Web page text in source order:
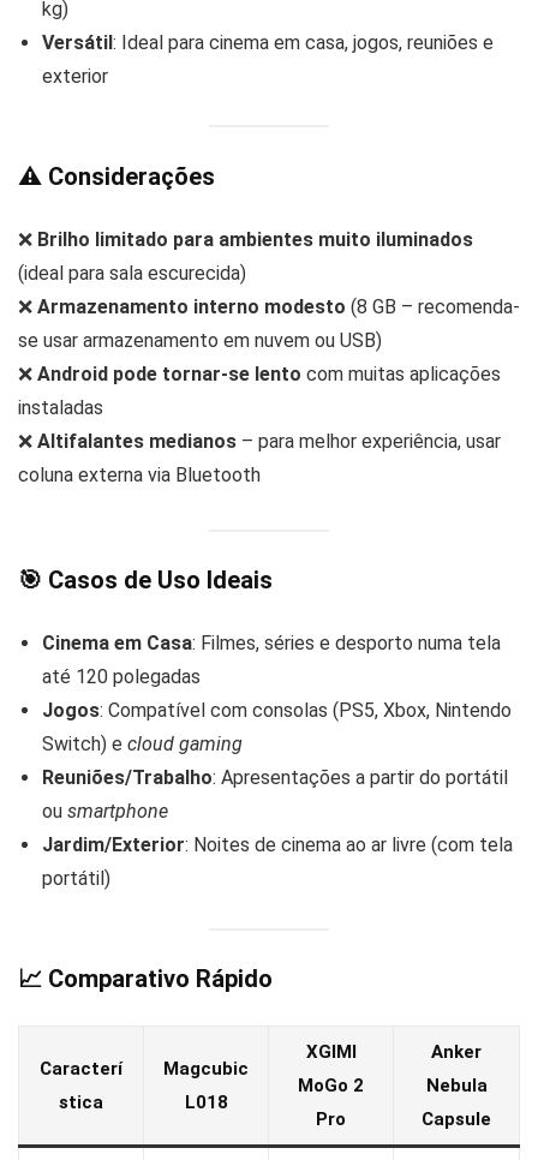
kg)
Versátil: Ideal para cinema em casa, jogos, reuniões e
exterior
⚠️ Considerações
❌ Brilho limitado para ambientes muito iluminados
(ideal para sala escurecida)
❌ Armazenamento interno modesto (8 GB – recomenda-
se usar armazenamento em nuvem ou USB)
❌ Android pode tornar-se lento com muitas aplicações
instaladas
❌ Altifalantes medianos – para melhor experiência, usar
coluna externa via Bluetooth
🎯 Casos de Uso Ideais
Cinema em Casa: Filmes, séries e desporto numa tela
até 120 polegadas
Jogos: Compatível com consolas (PS5, Xbox, Nintendo
Switch) e cloud gaming
Reuniões/Trabalho: Apresentações a partir do portátil
ou smartphone
Jardim/Exterior: Noites de cinema ao ar livre (com tela
portátil)
📈 Comparativo Rápido
Caracterí
stica
Magcubic
L018
XGIMI
MoGo 2
Pro
Anker
Nebula
Capsule